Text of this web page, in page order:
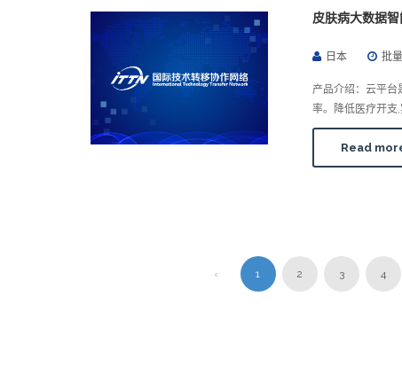
皮肤病大数据
日本 批
产品介绍：云平台
率。降低医疗开支
Read
‹ 1 2 3 4